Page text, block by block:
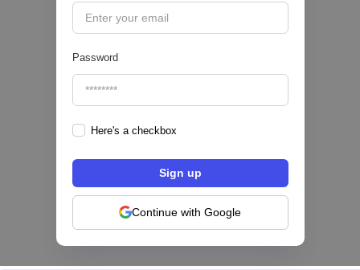
Password
Here's a checkbox
Continue with Google
pago de servicios desde su app en México
NEOBANCOS 📲